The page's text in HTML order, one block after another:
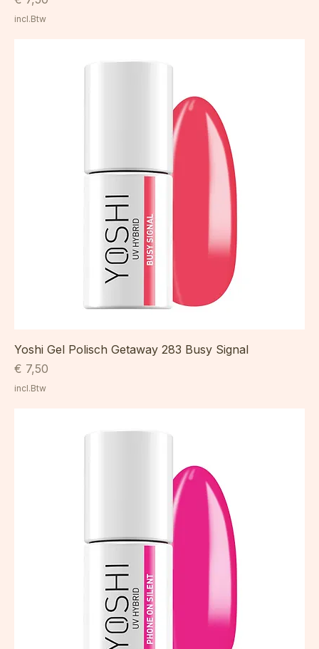
Yoshi Gel Polisch Getaway 284 Autoreply On
Prijs
€ 7,50
Yoshi Gel Polisch Getaway 283 Busy Signal
Prijs
€ 7,50